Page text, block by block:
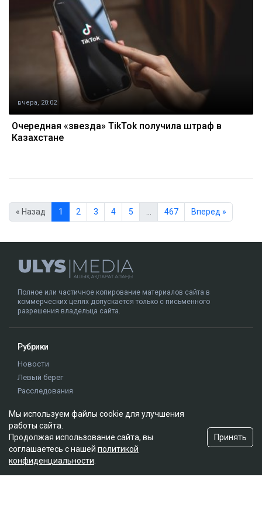
вчера, 20:02
Очередная «звезда» TikTok получила штраф в
Казахстане
« Назад 1 2 3 4 5 … 467 Вперед »
Полное или частичное копирование материалов сайта в
коммерческих целях допускается только с письменного
разрешения владельца сайта.
Рубрики
Новости
Левый берег
Расследования
Аналитика
Позиция
Регионы
Интервью
Мы используем файлы cookie для улучшения
работы сайта.
Продолжая использование сайта, вы
соглашаетесь с нашей политикой
конфиденциальности
Принять